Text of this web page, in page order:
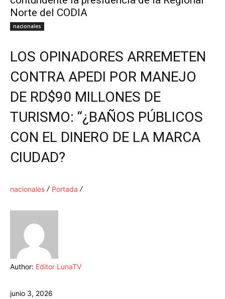
Norte del CODIA
nacionales
LOS OPINADORES ARREMETEN
CONTRA APEDI POR MANEJO
DE RD$90 MILLONES DE
TURISMO: “¿BAÑOS PÚBLICOS
CON EL DINERO DE LA MARCA
CIUDAD?
nacionales Portada
Author: Editor LunaTV
junio 3, 2026